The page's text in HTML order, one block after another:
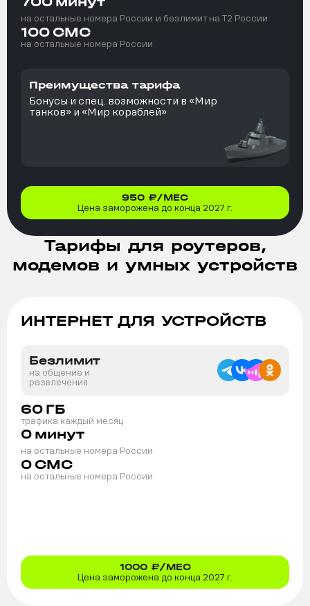
на остальные номера России и безлимит на T2 России
100 СМС
на остальные номера России
Преимущества тарифа
Бонусы и спец. возможности в «Мир
танков» и «Мир кораблей»
950 ₽/МЕС
Цена заморожена до конца 2027 г.
Тарифы для роутеров,
модемов и умных устройств
ИНТЕРНЕТ ДЛЯ УСТРОЙСТВ
Безлимит
на общение и
развлечения
60 ГБ
трафика каждый месяц
0 минут
на остальные номера России
0 СМС
на остальные номера России
1000 ₽/МЕС
Цена заморожена до конца 2027 г.